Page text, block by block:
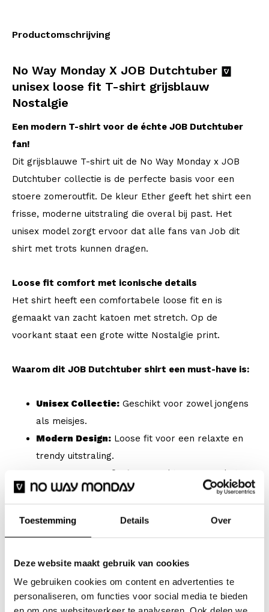
Toestemming Details Over
Deze website maakt gebruik van cookies
We gebruiken cookies om content en advertenties te
personaliseren, om functies voor social media te bieden
Productomschrijving
No Way Monday X JOB Dutchtuber
unisex loose fit T-shirt grijsblauw
Nostalgie
Een modern T-shirt voor de échte JOB Dutchtuber
fan!
Dit grijsblauwe T-shirt uit de No Way Monday x JOB
Dutchtuber collectie is de perfecte basis voor een
stoere zomeroutfit. De kleur Ether geeft het shirt een
frisse, moderne uitstraling die overal bij past. Het
unisex model zorgt ervoor dat alle fans van Job dit
shirt met trots kunnen dragen.
Loose fit comfort met iconische details
Het shirt heeft een comfortabele loose fit en is
gemaakt van zacht katoen met stretch. Op de
voorkant staat een grote witte Nostalgie print.
Waarom dit JOB Dutchtuber shirt een must-have is:
Unisex Collectie: Geschikt voor zowel jongens
als meisjes.
Modern Design: Loose fit voor een relaxte en
trendy uitstraling.
Hoog Draagcomfort:
Gemaakt van 100% katoen
voor een zacht gevoel.
Nostalgie Thema:Grote borstprint.
Exclusief:
Onderdeel van de limited JOB
Beschikbare maten (Combinatiematen):
Beschikbaar
in de maten 110 t/m 164: